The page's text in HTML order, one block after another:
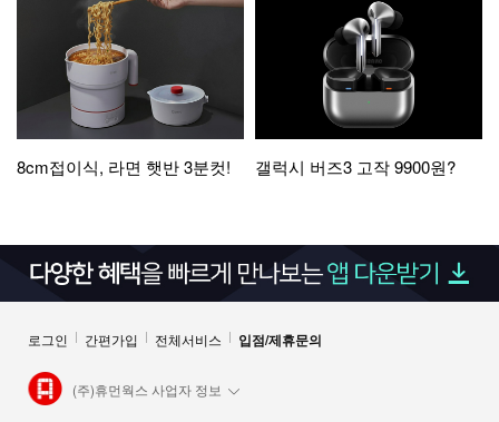
8cm접이식, 라면 햇반 3분컷! 갤럭시 버즈3 고작 9900원?
로그인 간편가입 전체서비스 입점/제휴문의
(주)휴먼웍스 사업자 정보